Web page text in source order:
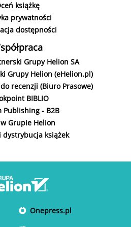
książkę
prywatności
dostępności
Grupy Helion SA
Grupy Helion (eHelion.pl)
recenzji (Biuro Prasowe)
BIBLIO
Publishing - B2B
Grupie Helion
dystrybucja książek
Onepress.pl